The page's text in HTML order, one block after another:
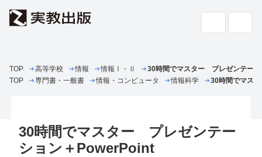
検索
高校教科書・副教材
書店の 方へ
TOP 高等学校 情報 情報Ⅰ・Ⅱ
30時間でマスター プレゼンテー
TOP
専門書・一般書 情報・コンピュータ 情報科学 30時間でマス
30時間でマスター プレゼンテー
ション＋PowerPoint